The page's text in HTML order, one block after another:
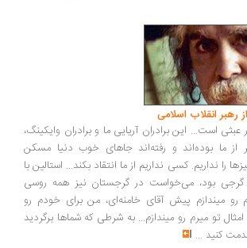
اسلامی
این برادران آریایی ما و برادران وایکینگ،
بوده‌اند و رفته‌اند جاهای خوب دنیا مسکن
کسی نداریم از ما انتقاد بکند... استالین با
می‌خواست در گرجستان نیز همه روسی
پیش آقای خامنه‌ای، من برای خودم رو
میرم رو میندازم... به شرطی که شماها برگردید
...